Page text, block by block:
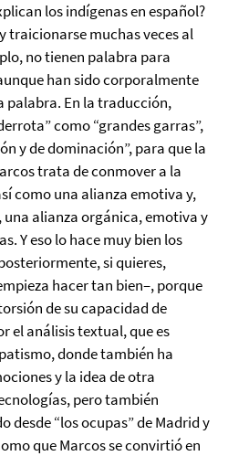
los indígenas en español?
traicionarse muchas veces al
no tienen palabra para
han sido corporalmente
palabra. En la traducción,
como “grandes garras”,
y de dominación”, para que la
trata de conmover a la
como una alianza emotiva y,
una alianza orgánica, emotiva y
Y eso lo hace muy bien los
si quieres,
hacer tan bien–, porque
de su capacidad de
el análisis textual, que es
donde también ha
y la idea de otra
pero también
desde “los ocupas” de Madrid y
que Marcos se convirtió en